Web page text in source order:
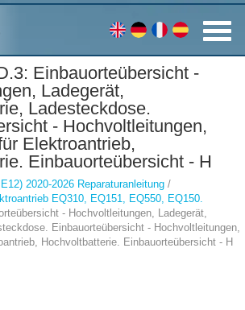
Einbauorteübersicht -
Ladegerät,
Ladesteckdose.
- Hochvoltleitungen,
Elektroantrieb,
Einbauorteübersicht - H
2020-2026 Reparaturanleitung /
EQ310, EQ151, EQ550, EQ150.
- Hochvoltleitungen, Ladegerät,
Einbauorteübersicht - Hochvoltleitungen,
Hochvoltbatterie. Einbauorteübersicht - H